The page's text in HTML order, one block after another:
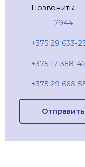
Позвонить:
7944
+375 29 633-
+375 17 388-
+375 29 666-